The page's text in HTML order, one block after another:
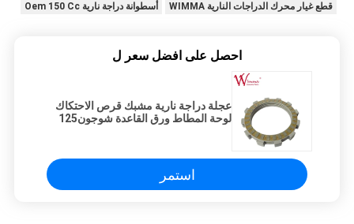
قطع غيار محرك الدراجات النارية WIMMA
أسطوانة دراجة نارية Oem 150 Cc
احصل على افضل سعر ل
عجلة دراجة نارية مشبك قرص الاحتكاك
لوحة المطاط ورق القاعدة شوجون125
استمر